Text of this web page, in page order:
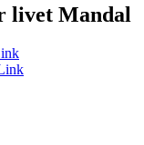
livet Mandal